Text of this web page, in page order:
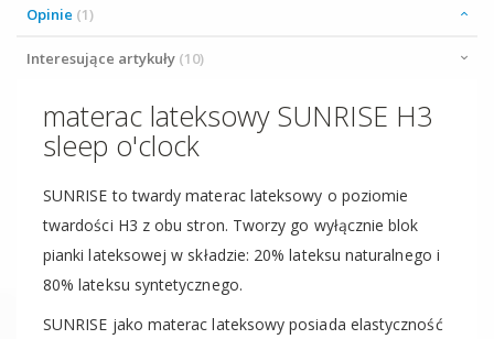
Opinie 1
Interesujące artykuły 10
materac lateksowy SUNRISE H3
sleep o'clock
SUNRISE to twardy materac lateksowy o poziomie
twardości H3 z obu stron. Tworzy go wyłącznie blok
pianki lateksowej w składzie: 20% lateksu naturalnego i
80% lateksu syntetycznego.
SUNRISE jako materac lateksowy posiada elastyczność